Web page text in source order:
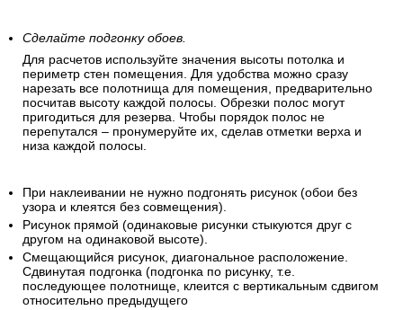
Сделайте подгонку обоев.
Для расчетов используйте значения высоты потолка и
периметр стен помещения. Для удобства можно сразу
нарезать все полотнища для помещения, предварительно
посчитав высоту каждой полосы. Обрезки полос могут
пригодиться для резерва. Чтобы порядок полос не
перепутался – пронумеруйте их, сделав отметки верха и
низа каждой полосы.
При наклеивании не нужно подгонять рисунок (обои без
узора и клеятся без совмещения).
Рисунок прямой (одинаковые рисунки стыкуются друг с
другом на одинаковой высоте).
Смещающийся рисунок, диагональное расположение.
Сдвинутая подгонка (подгонка по рисунку, т.е.
последующее полотнище, клеится с вертикальным сдвигом
относительно предыдущего